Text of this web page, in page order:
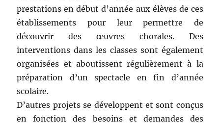
prestations en début d’année aux élèves de ces
établissements pour leur permettre de
découvrir des œuvres chorales. Des
interventions dans les classes sont également
organisées et aboutissent régulièrement à la
préparation d’un spectacle en fin d’année
scolaire.
D’autres projets se développent et sont conçus
en fonction des besoins et demandes des